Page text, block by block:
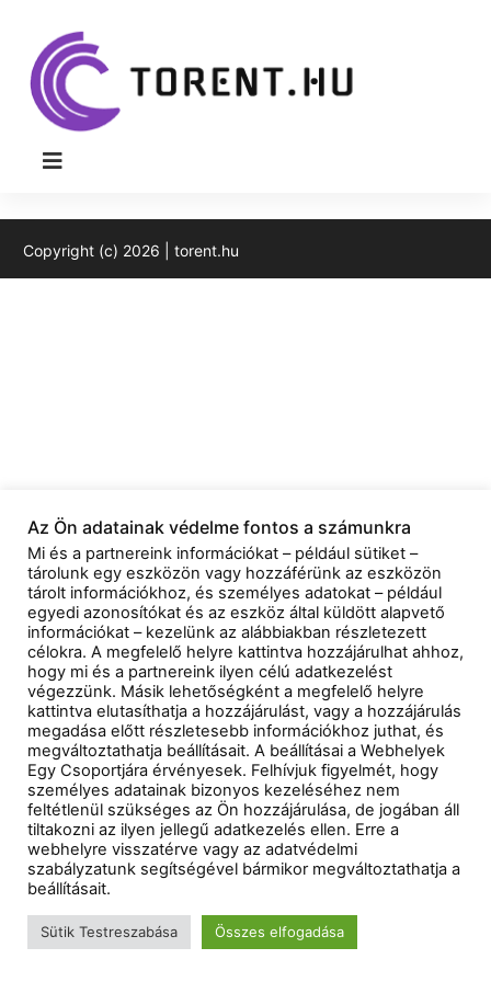
Torent cikk könyvtár
Copyright (c) 2026 | torent.hu
Az Ön adatainak védelme fontos a számunkra
Mi és a partnereink információkat – például sütiket –
tárolunk egy eszközön vagy hozzáférünk az eszközön
tárolt információkhoz, és személyes adatokat – például
egyedi azonosítókat és az eszköz által küldött alapvető
információkat – kezelünk az alábbiakban részletezett
célokra. A megfelelő helyre kattintva hozzájárulhat ahhoz,
hogy mi és a partnereink ilyen célú adatkezelést
végezzünk. Másik lehetőségként a megfelelő helyre
kattintva elutasíthatja a hozzájárulást, vagy a hozzájárulás
megadása előtt részletesebb információkhoz juthat, és
megváltoztathatja beállításait. A beállításai a Webhelyek
Egy Csoportjára érvényesek. Felhívjuk figyelmét, hogy
személyes adatainak bizonyos kezeléséhez nem
feltétlenül szükséges az Ön hozzájárulása, de jogában áll
tiltakozni az ilyen jellegű adatkezelés ellen. Erre a
webhelyre visszatérve vagy az adatvédelmi
szabályzatunk segítségével bármikor megváltoztathatja a
beállításait.
Sütik Testreszabása Összes elfogadása